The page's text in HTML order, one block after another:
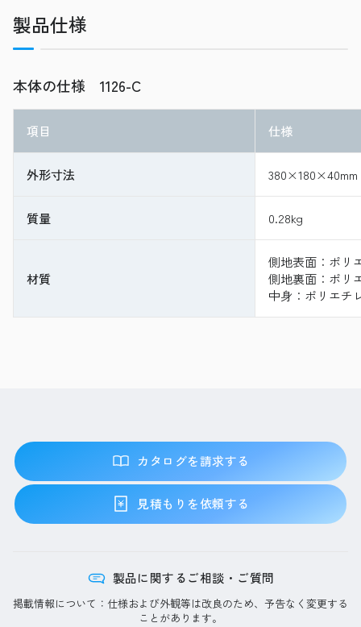
製品仕様
本体の仕様 1126-C
項目 仕様
外形寸法 380×180×40mm
質量 0.28kg
材質
側地表面：ポリ
側地裏面：ポリ
中身：ポリエチ
カタログを請求する
見積もりを依頼する
製品に関するご相談・ご質問
掲載情報について：仕様および外観等は改良のため、予告なく変更する
ことがあります。